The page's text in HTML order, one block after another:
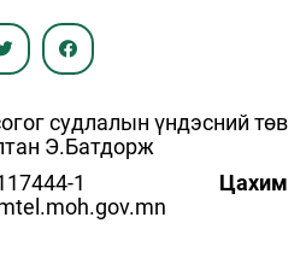
судлалын үндэсний төв
Э.Батдорж
1 Цахим